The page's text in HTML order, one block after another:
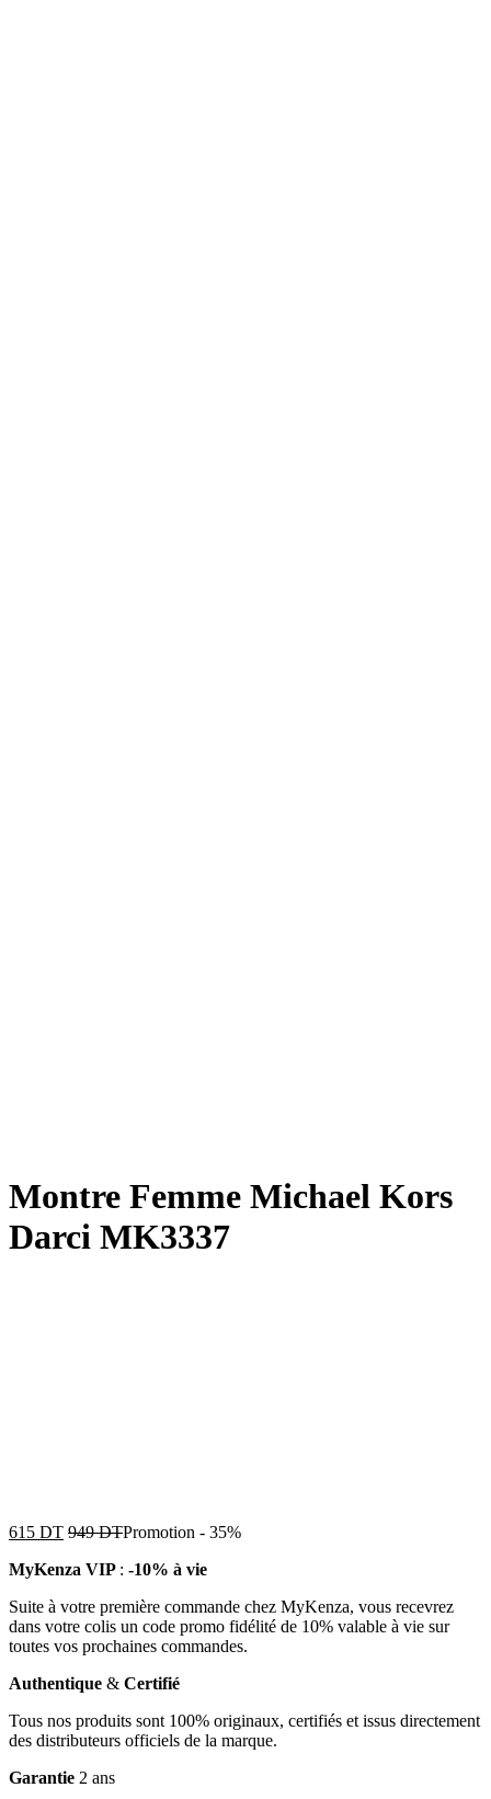
Montre Femme Michael Kors
Darci MK3337
615 DT 949DTPromotion - 35%
MyKenza VIP : -10% à vie
Suite à votre première commande chez MyKenza, vous recevrez
dans votre colis un code promo fidélité de 10% valable à vie sur
toutes vos prochaines commandes.
Authentique & Certifié
Tous nos produits sont 100% originaux, certifiés et issus directement
des distributeurs officiels de la marque.
Garantie 2 ans